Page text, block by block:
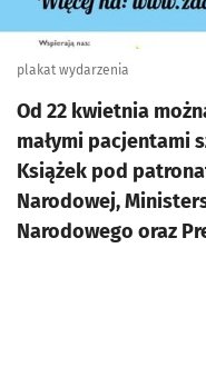
plakat wydarzenia
Od 22 kwietnia
małymi pacjentami
Książek pod
Narodowej,
Narodowego oraz